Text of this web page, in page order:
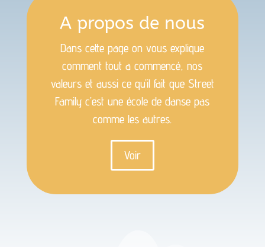
A propos de nous
Dans cette page on vous explique
comment tout a commencé, nos
valeurs et aussi ce qu’il fait que Street
Family c’est une école de danse pas
comme les autres.
Voir